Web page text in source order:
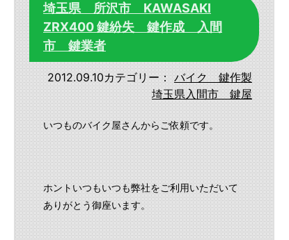
埼玉県 所沢市 KAWASAKI
ZRX400 鍵紛失 鍵作成 入間
市 鍵業者
2012.09.10カテゴリー： バイク 鍵作製
埼玉県入間市 鍵屋
いつものバイク屋さんからご依頼です。
ホントいつもいつも弊社をご利用いただいて
ありがとう御座います。